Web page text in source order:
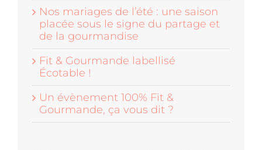
Nos mariages de l’été : une saison
placée sous le signe du partage et
de la gourmandise
Fit & Gourmande labellisé
Écotable !
Un évènement 100% Fit &
Gourmande, ça vous dit ?